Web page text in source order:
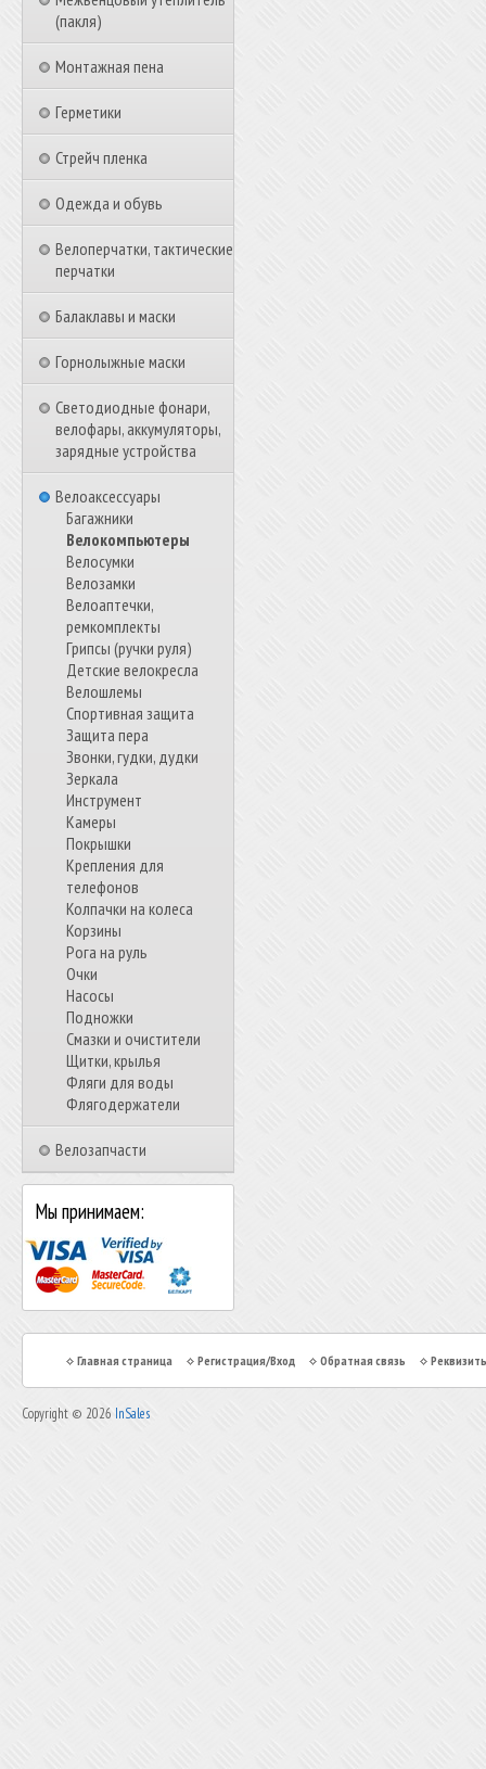
(пакля)
Монтажная пена
Герметики
Стрейч пленка
Одежда и обувь
Велоперчатки, тактические
перчатки
Балаклавы и маски
Горнолыжные маски
Светодиодные фонари,
велофары, аккумуляторы,
зарядные устройства
Велоаксессуары
Багажники
Велокомпьютеры
Велосумки
Велозамки
Велоаптечки,
ремкомплекты
Грипсы (ручки руля)
Детские велокресла
Велошлемы
Спортивная защита
Защита пера
Звонки, гудки, дудки
Зеркала
Инструмент
Камеры
Покрышки
Крепления для
телефонов
Колпачки на колеса
Корзины
Рога на руль
Очки
Насосы
Подножки
Смазки и очистители
Щитки, крылья
Фляги для воды
Флягодержатели
Велозапчасти
Мы принимаем:
Главная страница Регистрация/Вход Обратная связь
Copyright © 2026 InSales